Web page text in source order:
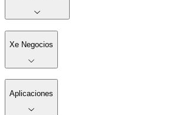
Xe Negocios
Aplicaciones